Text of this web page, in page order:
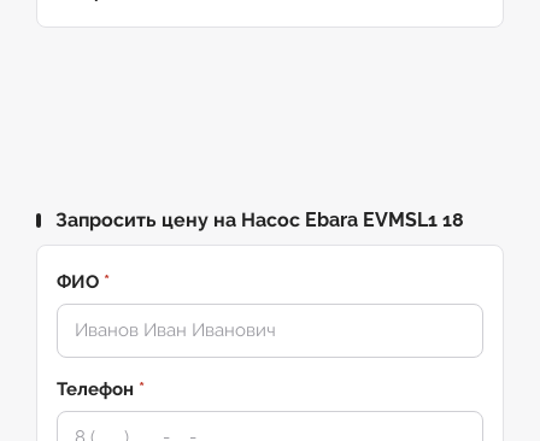
Запросить цену на Насос Ebara EVMSL1 18
ФИО *
Телефон *